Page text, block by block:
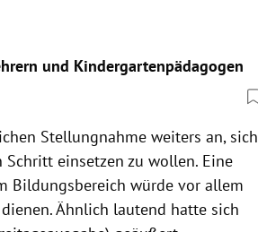
und Kindergartenpädagogen
Stellungnahme weiters an, sich
einsetzen zu wollen. Eine
Bildungsbereich würde vor allem
Ähnlich lautend hatte sich